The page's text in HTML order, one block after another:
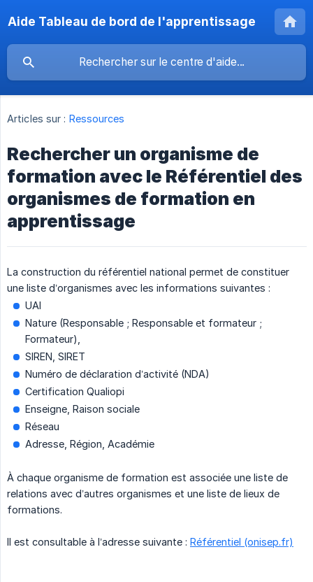
Aide Tableau de bord de l'apprentissage
Articles sur : Ressources
Rechercher un organisme de
formation avec le Référentiel des
organismes de formation en
apprentissage
La construction du référentiel national permet de constituer
une liste d’organismes avec les informations suivantes :
UAI
Nature (Responsable ; Responsable et formateur ;
Formateur),
SIREN, SIRET
Numéro de déclaration d’activité (NDA)
Certification Qualiopi
Enseigne, Raison sociale
Réseau
Adresse, Région, Académie
À chaque organisme de formation est associée une liste de
relations avec d’autres organismes et une liste de lieux de
formations.
Il est consultable à l’adresse suivante : Référentiel (onisep.fr)